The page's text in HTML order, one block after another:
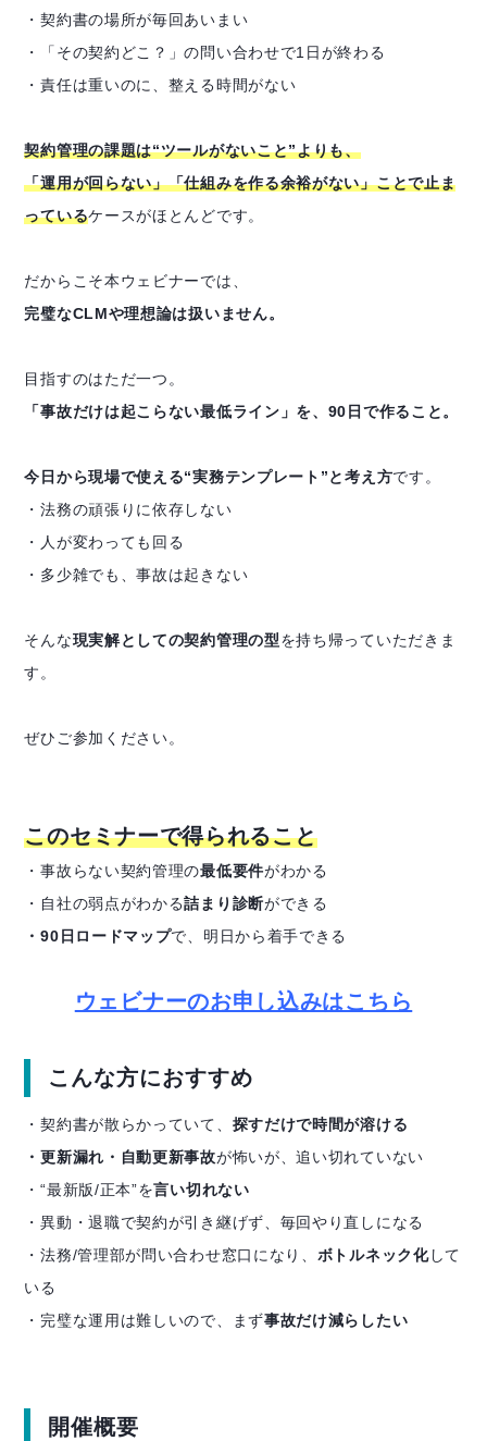
・契約書の場所が毎回あいまい
・「その契約どこ？」の問い合わせで1日が終わる
・責任は重いのに、整える時間がない
契約管理の課題は“ツールがないこと”よりも、
「運用が回らない」「仕組みを作る余裕がない」ことで止ま
っているケースがほとんどです。
だからこそ本ウェビナーでは、
完璧なCLMや理想論は扱いません。
目指すのはただ一つ。
「事故だけは起こらない最低ライン」を、90日で作ること。
今日から現場で使える“実務テンプレート”と考え方です。
・法務の頑張りに依存しない
・人が変わっても回る
・多少雑でも、事故は起きない
そんな現実解としての契約管理の型を持ち帰っていただきま
す。
ぜひご参加ください。
このセミナーで得られること
・事故らない契約管理の最低要件がわかる
・自社の弱点がわかる詰まり診断ができる
・90日ロードマップで、明日から着手できる
ウェビナーのお申し込みはこちら
こんな方におすすめ
・契約書が散らかっていて、 探すだけで時間が溶ける
・更新漏れ・自動更新事故が怖いが、追い切れていない
・“最新版/正本”を言い切れない
・異動・退職で契約が引き継げず、毎回やり直しになる
・法務/管理部が問い合わせ窓口になり、 ボトルネック化して
いる
・完璧な運用は難しいので、まず事故だけ減らしたい
開催概要